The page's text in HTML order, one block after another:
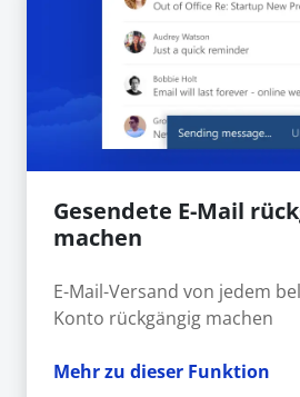
Gesendete E-Mail
machen
E-Mail-Versand von jedem
Konto rückgängig machen
Mehr zu dieser Funktion